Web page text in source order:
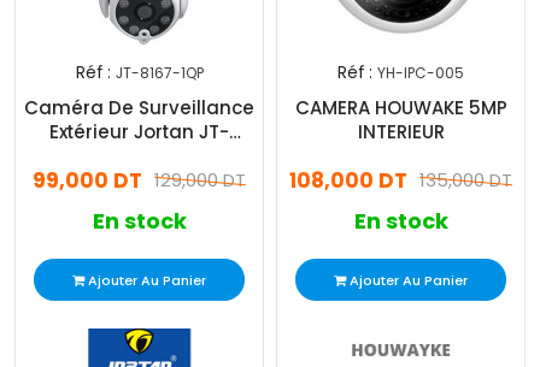
Réf : JT-8167-1QP
Caméra De Surveillance
Extérieur Jortan JT-
Blanc129,000 DT
99,000 DT
En stock
Ajouter Au Panier
Réf : YH-IPC-005
CAMERA HOUWAKE 5MP
INTERIEUR
135,000 DT
108,000 DT
En stock
Ajouter Au Panier